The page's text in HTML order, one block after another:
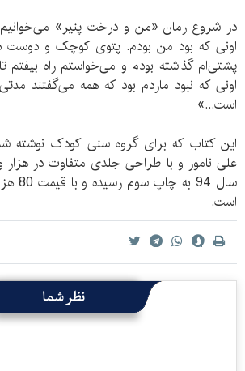
در شروع رمان «من و درخت پنیر»
اونی که بود من بودم. پتوی کوچک و دوست
پشتی‌ام گذاشته بودم و می‌خواستم راه بیفتم
اونی که نبود ماردم بود که همه می‌گفتند
است...»
این کتاب که برای گروه سنی کودک نوشته
سال
است.
نظر شما